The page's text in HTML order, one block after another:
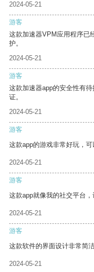
2024-05-21
游客
这款加速器VPM应用程序已
护。
2024-05-21
游客
这款加速器app的安全性有
证。
2024-05-21
游客
这款app的游戏非常好玩，可
2024-05-21
游客
这款app就像我的社交平台
2024-05-21
游客
这款软件的界面设计非常简
2024-05-21